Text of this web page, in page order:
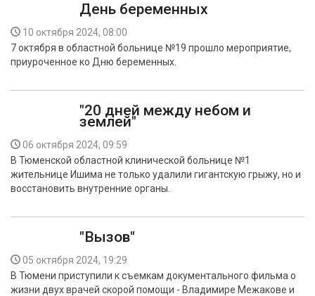
День беременных
10 октября 2024, 08:00
7 октября в областной больнице №19 прошло мероприятие,
приуроченное ко Дню беременных.
"20 дней между небом и
землей"
06 октября 2024, 09:59
В Тюменской областной клинической больнице №1
жительнице Ишима не только удалили гигантскую грыжу, но и
восстановить внутренние органы.
"Вызов"
05 октября 2024, 19:29
В Тюмени приступили к съемкам документального фильма о
жизни двух врачей скорой помощи - Владимире Межакове и